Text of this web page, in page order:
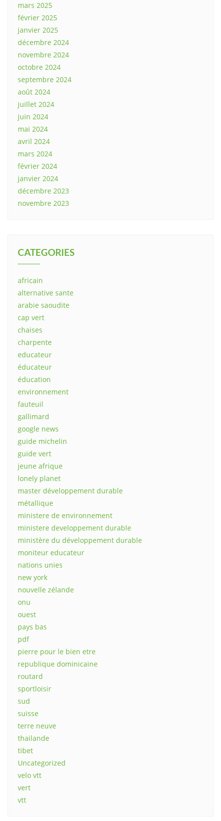
mars 2025
février 2025
janvier 2025
décembre 2024
novembre 2024
octobre 2024
septembre 2024
août 2024
juillet 2024
juin 2024
mai 2024
avril 2024
mars 2024
février 2024
janvier 2024
décembre 2023
novembre 2023
CATEGORIES
africain
alternative sante
arabie saoudite
cap vert
chaises
charpente
educateur
éducateur
éducation
environnement
fauteuil
gallimard
google news
guide michelin
guide vert
jeune afrique
lonely planet
master développement durable
métallique
ministere de environnement
ministere developpement durable
ministère du développement durable
moniteur educateur
nations unies
new york
nouvelle zélande
onu
ouest
pays bas
pdf
pierre pour le bien etre
republique dominicaine
routard
sportloisir
sud
suisse
terre neuve
thailande
tibet
Uncategorized
velo vtt
vert
vtt